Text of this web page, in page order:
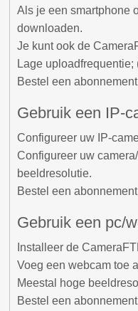
Als je een smartphone
downloaden.
Je kunt ook de
Lage
Bestel een
Gebruik een IP-
Configureer uw IP-
Configureer uw
beeldresolutie.
Bestel een
Gebruik een pc/
Installeer de
Voeg een webcam toe
Meestal hoge
Bestel een